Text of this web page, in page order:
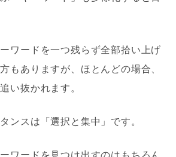
ワードを一つ残らず全部拾い上げ
もありますが、ほとんどの場合、
い抜かれます。
ンスは「選択と集中」です。